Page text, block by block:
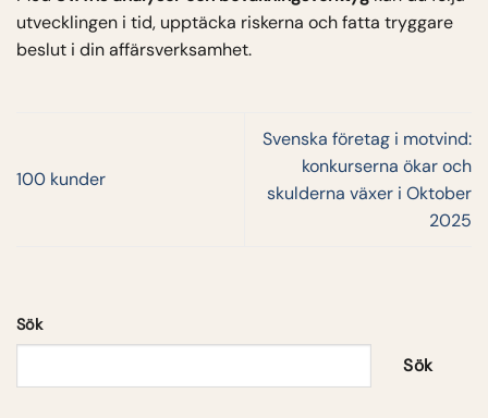
utvecklingen i tid, upptäcka riskerna och fatta tryggare
beslut i din affärsverksamhet.
100 kunder
Svenska företag i motvind:
konkurserna ökar och
skulderna växer i Oktober
2025
Sök
Sök